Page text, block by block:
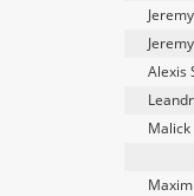
Alexis
Malick